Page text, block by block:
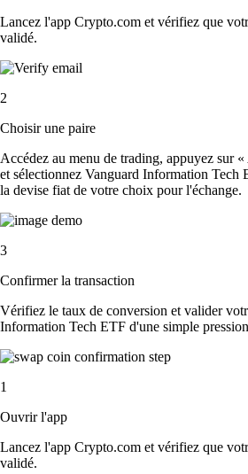
Lancez l'app Crypto.com et vérifiez que
validé.
2
Choisir une paire
Accédez au menu de trading, appuyez sur
et sélectionnez Vanguard Information Tech
la devise fiat de votre choix pour l'échange.
3
Confirmer la transaction
Vérifiez le taux de conversion et valider
Information Tech ETF d'une simple
1
Ouvrir l'app
Lancez l'app Crypto.com et vérifiez que
validé.